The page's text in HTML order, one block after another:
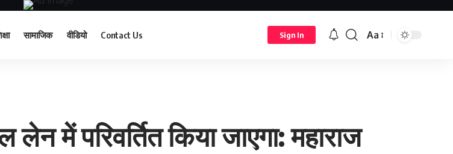
सामाजिक वीडियो Contact Us Sign In Aa
में परिवर्तित किया जाएगा: महाराज